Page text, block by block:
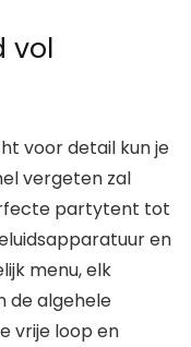
vol
voor detail kun je
vergeten zal
partytent tot
en
menu, elk
de algehele
vrije loop en